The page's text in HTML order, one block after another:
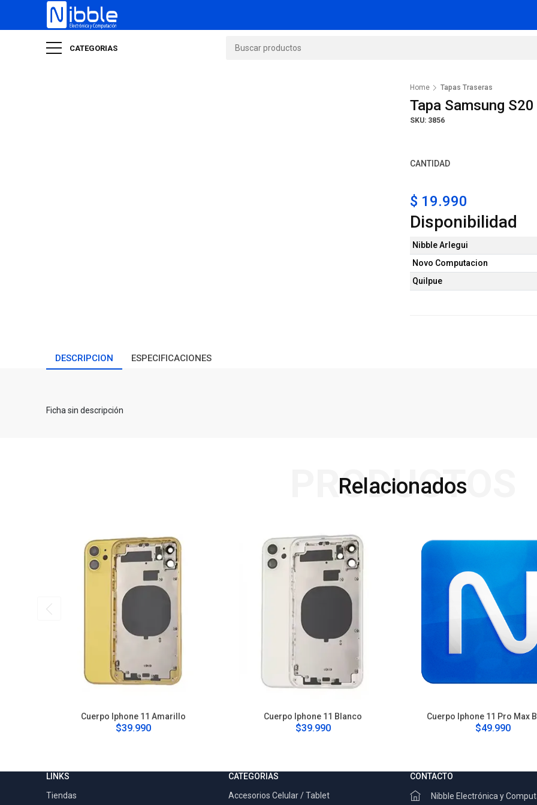
CATEGORIAS
Home Tapas Traseras
Tapa Samsung
SKU: 3856
CANTIDAD
$ 19.990
Disponibilidad
Nibble Arlegui
Novo Computacion
Quilpue
DESCRIPCION ESPECIFICACIONES
Ficha sin descripción
Relacionados
PRODUCTOS
Cuerpo Iphone 11 Amarillo
$39.990
Cuerpo Iphone 11 Blanco
$39.990
Cuerpo Iphone 11 Pro Max
$49.990
LINKS
Tiendas
CATEGORIAS
Accesorios Celular / Tablet
CONTACTO
Nibble Electrónica y